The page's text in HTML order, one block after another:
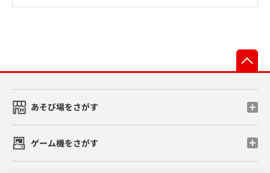
あそび場をさがす
ゲーム機をさがす